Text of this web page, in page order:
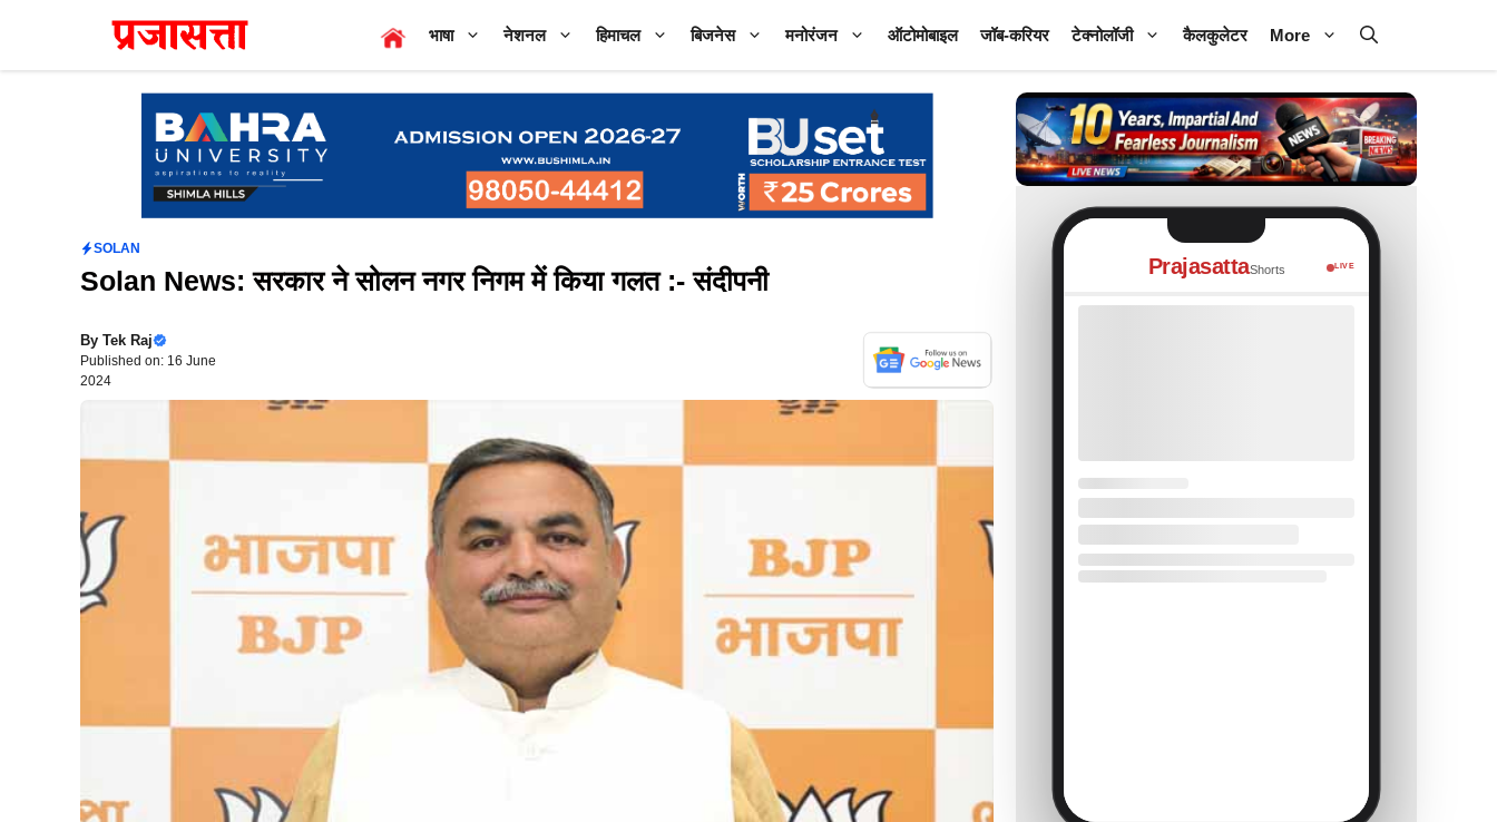
content
भाषा नेशनल हिमाचल बिजनेस मनोरंजन ऑटोमोबाइल जॉब-करियर टेक्नोलॉजी कैलकुलेटर More
SOLAN
Solan News: सरकार ने सोलन नगर निगम में किया गलत :- संदीपनी
By Tek Raj
Published on: 16 June
2024
PrajasattaShorts LIVE